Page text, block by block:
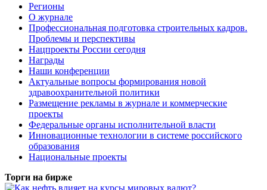
Регионы
О журнале
Профессиональная подготовка строительных кадров.
Проблемы и перспективы
Нацпроекты России сегодня
Награды
Наши конференции
Актуальные вопросы формирования новой
здравоохранительной политики
Размещение рекламы в журнале и коммерческие
проекты
Федеральные органы исполнительной власти
Инновационные технологии в системе российского
образования
Национальные проекты
Торги на бирже